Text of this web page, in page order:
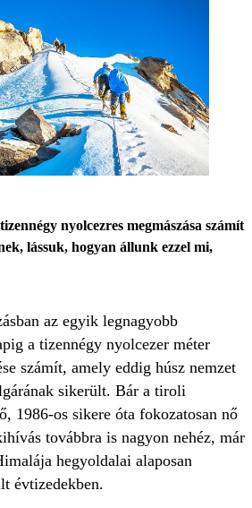
nyolcezres megmászása számít
lássuk, hogyan állunk ezzel mi,
az egyik legnagyobb
a tizennégy nyolcezer méter
számít, amely eddig húsz nemzet
sikerült. Bár a tiroli
1986-os sikere óta fokozatosan nő
továbbra is nagyon nehéz, már
hegyoldalai alaposan
évtizedekben.